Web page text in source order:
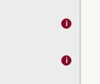
i
i